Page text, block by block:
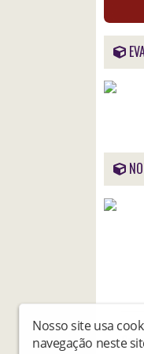
Nosso site usa
navegação neste